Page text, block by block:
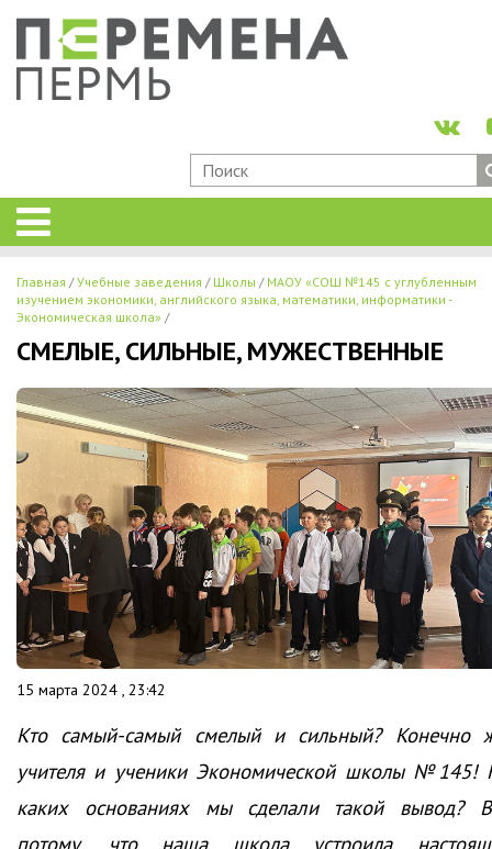
Главная Учебные заведения Школы
МАОУ «СОШ №145 с углубленным
изучением экономики, английского языка, математики, информатики -
Экономическая школа»
СМЕЛЫЕ, СИЛЬНЫЕ, МУЖЕСТВЕННЫЕ
15 марта 2024 , 23:42
Кто самый-самый смелый и сильный? Конечно
учителя и ученики Экономической школы №145!
каких основаниях мы сделали такой вывод?
потому, что наша школа устроила